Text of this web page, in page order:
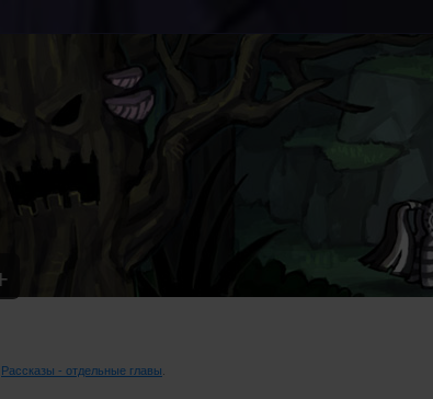
Рассказы - отдельные главы